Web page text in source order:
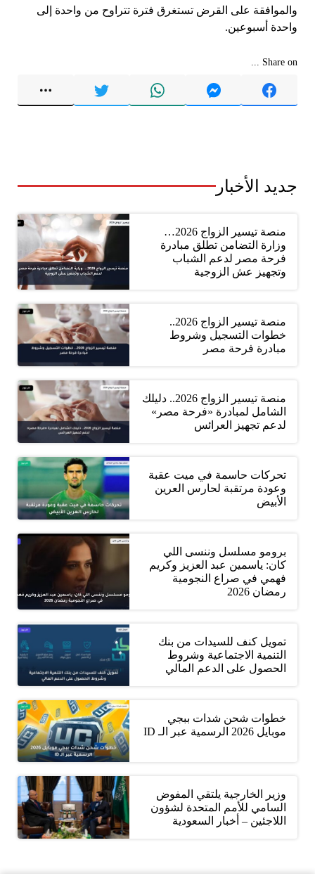
والموافقة على القرض تستغرق فترة تتراوح من واحدة إلى
واحدة أسبوعين.
Share on ...
جديد الأخبار
منصة تيسير الزواج 2026…
وزارة التضامن تطلق مبادرة
فرحة مصر لدعم الشباب
وتجهيز عش الزوجية
منصة تيسير الزواج 2026..
خطوات التسجيل وشروط
مبادرة فرحة مصر
منصة تيسير الزواج 2026.. دليلك
الشامل لمبادرة «فرحة مصر»
لدعم تجهيز العرائس
تحركات حاسمة في ميت عقبة
وعودة مرتقبة لحارس العرين
الأبيض
برومو مسلسل وننسى اللي
كان: ياسمين عبد العزيز وكريم
فهمي في صراع النجومية
رمضان 2026
تمويل كنف للسيدات من بنك
التنمية الاجتماعية وشروط
الحصول على الدعم المالي
خطوات شحن شدات ببجي
موبايل 2026 الرسمية عبر الـ ID
وزير الخارجية يلتقي المفوض
السامي للأمم المتحدة لشؤون
اللاجئين – أخبار السعودية